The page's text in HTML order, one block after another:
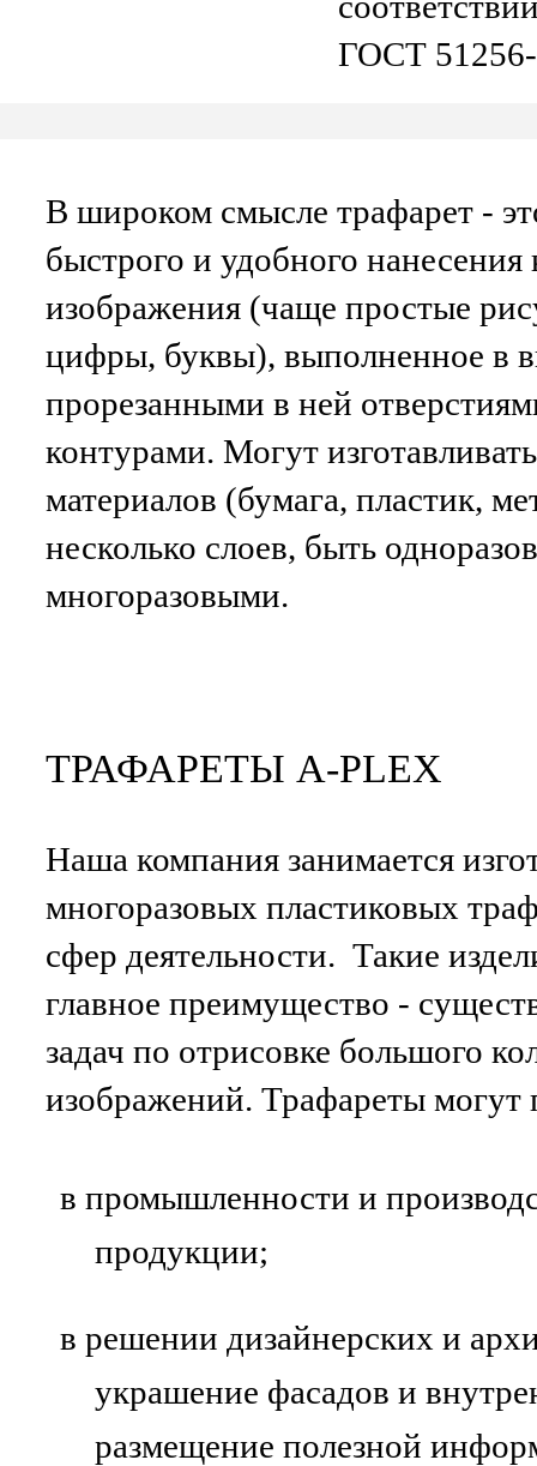
ГОСТ
В широком смысле трафарет -
быстрого и удобного нанесения
изображения (чаще простые
цифры, буквы), выполненное в
прорезанными в ней
контурами. Могут
материалов (бумага, пластик,
несколько слоев, быть
многоразовыми.
ТРАФАРЕТЫ A-PLEX
Наша компания занимается
многоразовых пластиковых
сфер деятельности. Такие
главное преимущество -
задач по отрисовке большого
изображений. Трафареты могут
в промышленности и
продукции;
в решении дизайнерских и
украшение фасадов и
размещение полезной